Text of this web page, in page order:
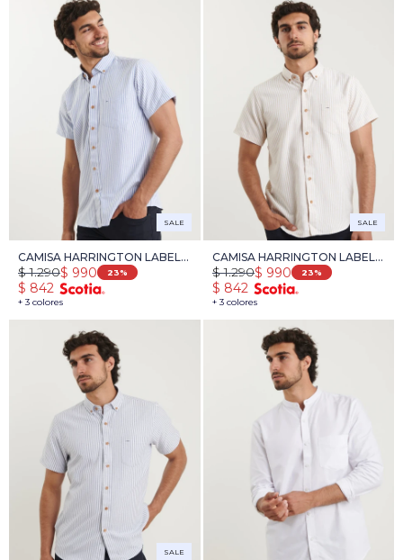
SALE
CAMISA HARRINGTON LABEL -
BLANCO/AZUL
+ 3 colores
$ 990
$ 1.290 23
$ 842
SALE
CAMISA HARRINGTON LABEL -
BLANCO/BEIGE
+ 3 colores
$ 990
$ 1.290 23
$ 842
SALE